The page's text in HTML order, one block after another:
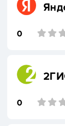
0
0